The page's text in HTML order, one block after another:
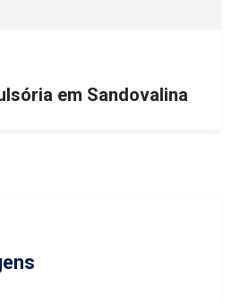
em Sandovalina